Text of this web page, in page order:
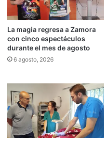
La magia regresa a Zamora
con cinco espectáculos
durante el mes de agosto
6 agosto, 2026